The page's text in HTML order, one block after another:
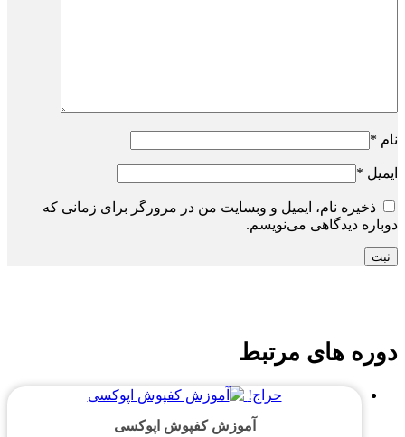
نام *
ایمیل *
ذخیره نام، ایمیل و وبسایت من در مرورگر برای زمانی که
دوباره دیدگاهی می‌نویسم.
دوره های مرتبط
حراج!
آموزش کفپوش اپوکسی